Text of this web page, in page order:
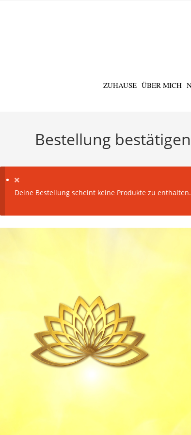
ZUHAUSE ÜBER MICH
Bestellung
Deine Bestellung scheint keine Produkte zu